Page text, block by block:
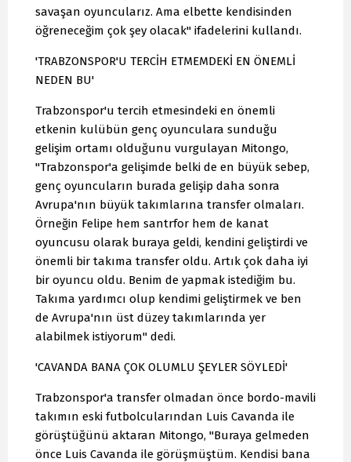
savaşan oyuncularız. Ama elbette kendisinden
öğreneceğim çok şey olacak" ifadelerini kullandı.
'TRABZONSPOR'U TERCİH ETMEMDEKİ EN ÖNEMLİ
NEDEN BU'
Trabzonspor'u tercih etmesindeki en önemli
etkenin kulübün genç oyunculara sunduğu
gelişim ortamı olduğunu vurgulayan Mitongo,
"Trabzonspor'a gelişimde belki de en büyük sebep,
genç oyuncuların burada gelişip daha sonra
Avrupa'nın büyük takımlarına transfer olmaları.
Örneğin Felipe hem santrfor hem de kanat
oyuncusu olarak buraya geldi, kendini geliştirdi ve
önemli bir takıma transfer oldu. Artık çok daha iyi
bir oyuncu oldu. Benim de yapmak istediğim bu.
Takıma yardımcı olup kendimi geliştirmek ve ben
de Avrupa'nın üst düzey takımlarında yer
alabilmek istiyorum" dedi.
'CAVANDA BANA ÇOK OLUMLU ŞEYLER SÖYLEDİ'
Trabzonspor'a transfer olmadan önce bordo-mavili
takımın eski futbolcularından Luis Cavanda ile
görüştüğünü aktaran Mitongo, "Buraya gelmeden
önce Luis Cavanda ile görüşmüştüm. Kendisi bana